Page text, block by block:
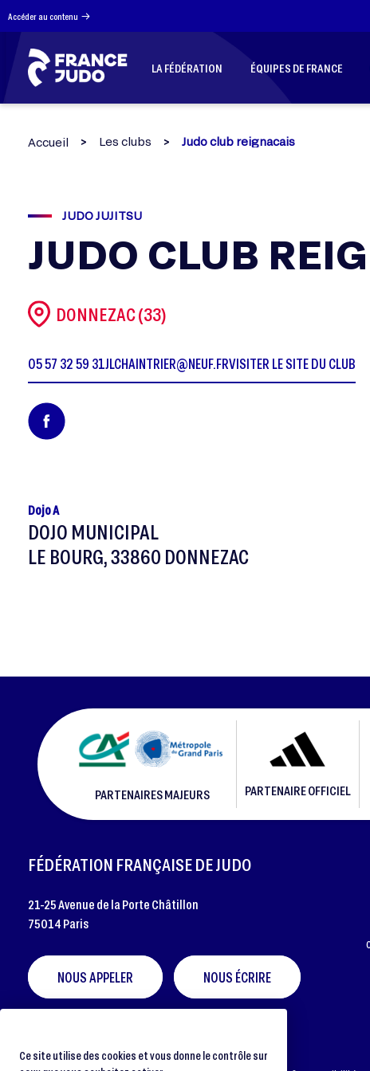
Accéder au contenu
LA FÉDÉRATION ÉQUIPES DE FRANCE
Accueil Les clubs Judo club reignacais
JUDO JUJITSU
JUDO CLUB
DONNEZAC (33)
05 57 32 59 31JLCHAINTRIER@NEUF.FRVISITER LE SITE DU CLUB
Dojo A
DOJO MUNICIPAL
LE BOURG, 33860 DONNEZAC
PARTENAIRES MAJEURS PARTENAIRE OFFICIEL
FOOTER
FÉDÉRATION FRANÇAISE DE JUDO
21-25 Avenue de la Porte Châtillon
75014 Paris
NOUS APPELER NOUS ÉCRIRE
Panneau de gestion des cookies
Ce site utilise des cookies et vous donne le contrôle sur